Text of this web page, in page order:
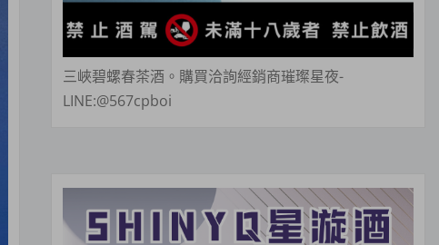
三峽碧螺春茶酒。購買洽詢經銷商璀璨星夜-
LINE:@567cpboi